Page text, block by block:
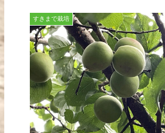
すきまで栽培